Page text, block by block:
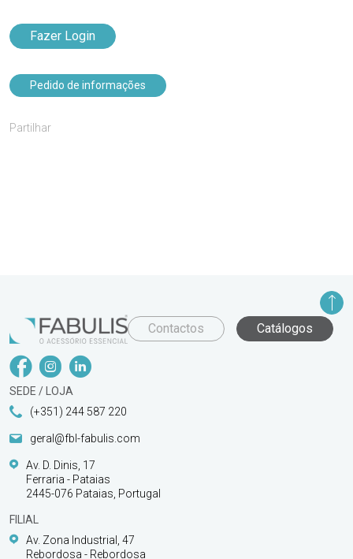
Fazer Login
Pedido de informações
Partilhar
Contactos Catálogos
SEDE / LOJA
(+351) 244 587 220
geral@fbl-fabulis.com
Av. D. Dinis, 17
Ferraria - Pataias
2445-076 Pataias, Portugal
FILIAL
Av. Zona Industrial, 47
Rebordosa - Rebordosa